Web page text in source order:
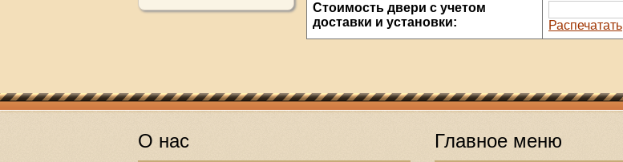
Cтоимость двери с учетом
доставки и установки:
Распечатать|
О нас Главное меню